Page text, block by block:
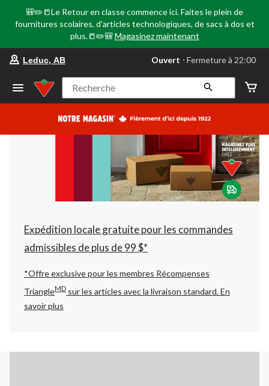
🎒✏️📒Le Retour en classe commence ici. Faites le plein de
fournitures scolaires, d'articles technologiques, de sacs à dos et
plus.📒✏️🎒 Magasinez maintenant
votre
préféré
Leduc,
AB,
courament
Fermeture
à
22:00
cliquer
pour
changer
Leduc, AB Ouvert ⋅ Fermeture à 22:00
Recherche
Expédition locale gratuite pour les commandes
admissibles de plus de 99 $*
*Offre exclusive pour les membres Récompenses
TriangleMD sur les articles avec la livraison standard.En
savoir plus